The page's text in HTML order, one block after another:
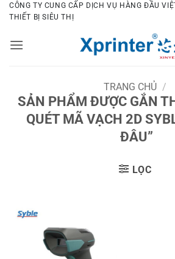
Bỏ
qua
dung
CÔNG TY CUNG CẤP DỊCH VỤ HÀNG ĐẦU
THIẾT BỊ SIÊU THỊ
TRANG CHỦ /
SẢN PHẨM ĐƯỢC GẮN
QUÉT MÃ VẠCH 2D
ĐÂU”
LỌC